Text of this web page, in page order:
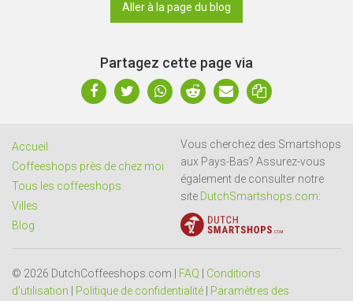
Aller à la page du blog
Partagez cette page via
Accueil
Coffeeshops près de chez moi
Tous les coffeeshops
Villes
Blog
Vous cherchez des Smartshops
aux Pays-Bas? Assurez-vous
également de consulter notre
site DutchSmartshops.com:
© 2026 DutchCoffeeshops.com | FAQ
Conditions
d'utilisation
Politique de confidentialité Paramètres des